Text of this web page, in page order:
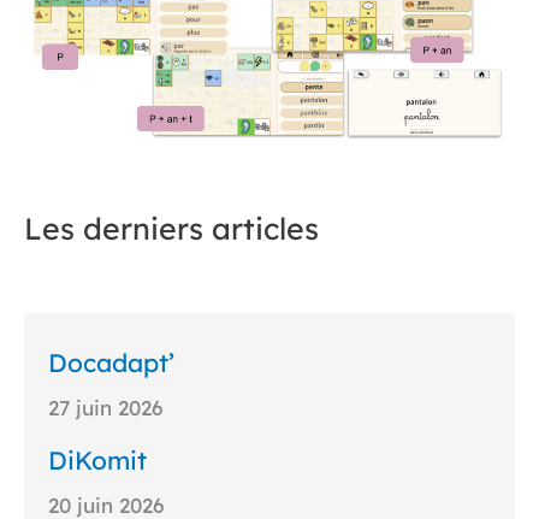
Les derniers articles
Docadapt’
27 juin 2026
DiKomit
20 juin 2026